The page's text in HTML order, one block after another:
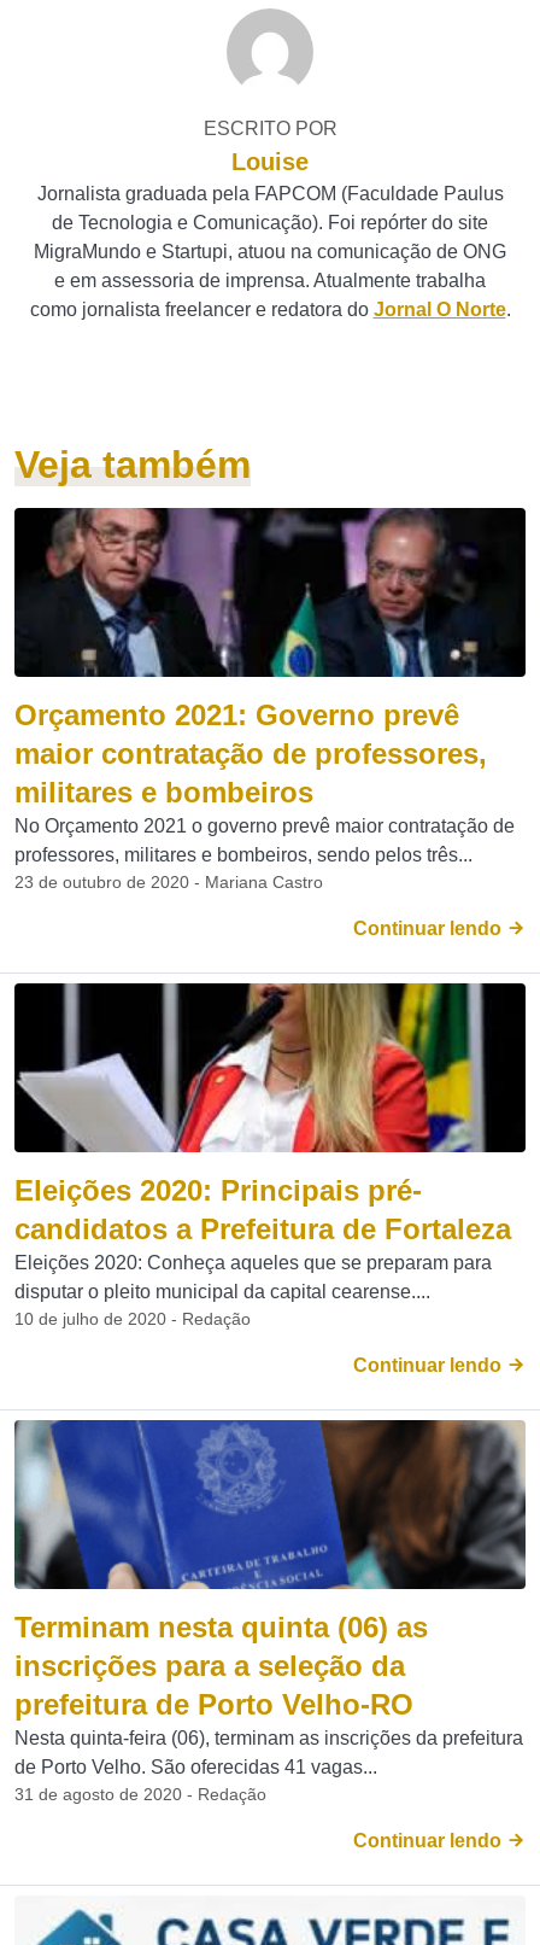
ESCRITO POR
Louise
Jornalista graduada pela FAPCOM (Faculdade Paulus
de Tecnologia e Comunicação). Foi repórter do site
MigraMundo e Startupi, atuou na comunicação de ONG
e em assessoria de imprensa. Atualmente trabalha
como jornalista freelancer e redatora do Jornal O Norte.
Veja também
Orçamento 2021: Governo prevê
maior contratação de professores,
militares e bombeiros
No Orçamento 2021 o governo prevê maior contratação de
professores, militares e bombeiros, sendo pelos três...
23 de outubro de 2020 - Mariana Castro
Continuar lendo
Eleições 2020: Principais pré-
candidatos a Prefeitura de Fortaleza
Eleições 2020: Conheça aqueles que se preparam para
disputar o pleito municipal da capital cearense....
10 de julho de 2020 - Redação
Continuar lendo
Terminam nesta quinta (06) as
inscrições para a seleção da
prefeitura de Porto Velho-RO
Nesta quinta-feira (06), terminam as inscrições da prefeitura
de Porto Velho. São oferecidas 41 vagas...
31 de agosto de 2020 - Redação
Continuar lendo